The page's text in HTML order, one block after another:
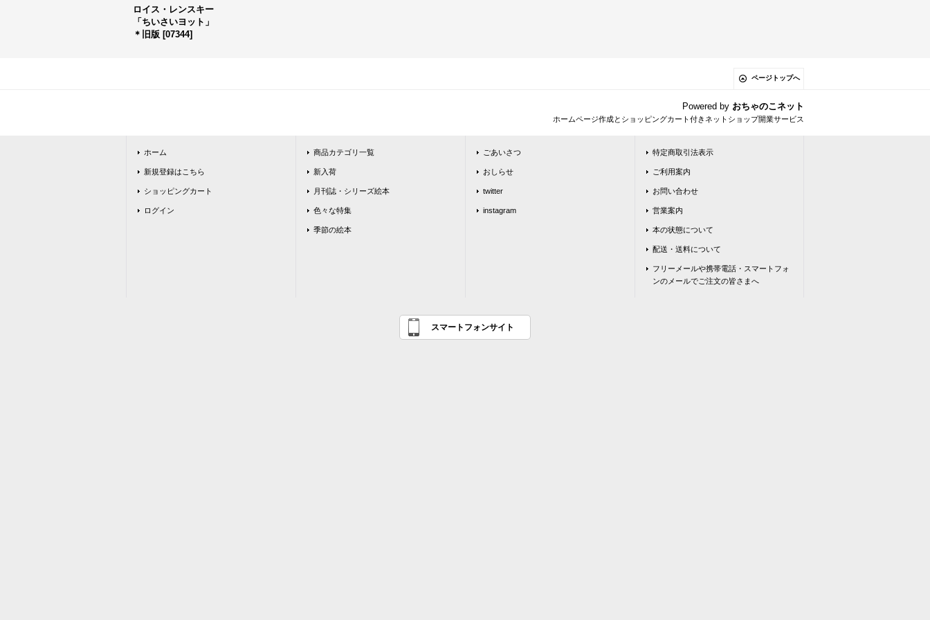
ロイス・レンスキー
「ちいさいヨット」
＊旧版 [07344]
ページトップへ
Powered by おちゃのこネット
ホームページ作成とショッピングカート付きネットショップ開業サービス
ホーム
新規登録はこちら
ショッピングカート
ログイン
商品カテゴリ一覧
新入荷
月刊誌・シリーズ絵本
色々な特集
季節の絵本
ごあいさつ
おしらせ
twitter
instagram
特定商取引法表示
ご利用案内
お問い合わせ
営業案内
本の状態について
配送・送料について
フリーメールや携帯電話・スマートフォ
ンのメールでご注文の皆さまへ
スマートフォンサイト